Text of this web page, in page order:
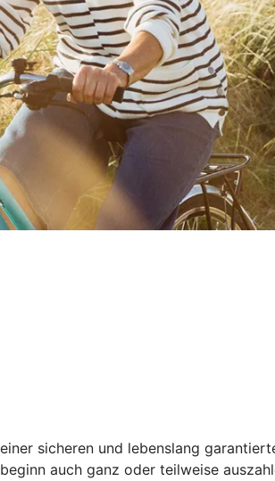
sicheren und lebenslang
auch ganz oder teilweise